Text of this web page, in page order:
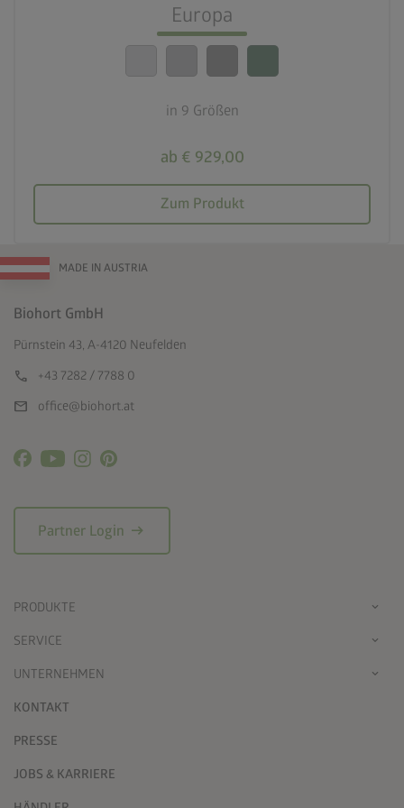
Europa
in 9 Größen
ab € 929,00
Zum Produkt
Beste Sicherheitsstandards
calendar_month
MADE IN AUSTRIA
Biohort GmbH
Pürnstein 43, A-4120 Neufelden
call +43 7282 / 7788 0
mail office@biohort.at
Partner Login arrow_right_alt
PRODUKTE
SERVICE
UNTERNEHMEN
KONTAKT
PRESSE
JOBS & KARRIERE